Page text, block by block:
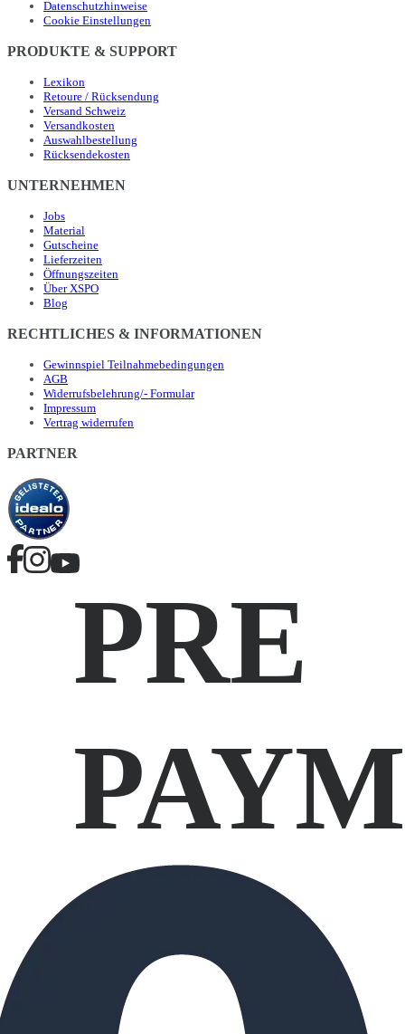
Datenschutzhinweise
Cookie Einstellungen
PRODUKTE & SUPPORT
Lexikon
Retoure / Rücksendung
Versand Schweiz
Versandkosten
Auswahlbestellung
Rücksendekosten
UNTERNEHMEN
Jobs
Material
Gutscheine
Lieferzeiten
Öffnungszeiten
Über XSPO
Blog
RECHTLICHES & INFORMATIONEN
Gewinnspiel Teilnahmebedingungen
AGB
Widerrufsbelehrung/- Formular
Impressum
Vertrag widerrufen
PARTNER